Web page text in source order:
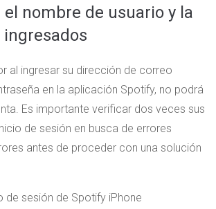
el nombre de usuario y la
al ingresar su dirección de correo
en la aplicación Spotify, no podrá
Es importante verificar dos veces sus
de sesión en busca de errores
antes de proceder con una solución